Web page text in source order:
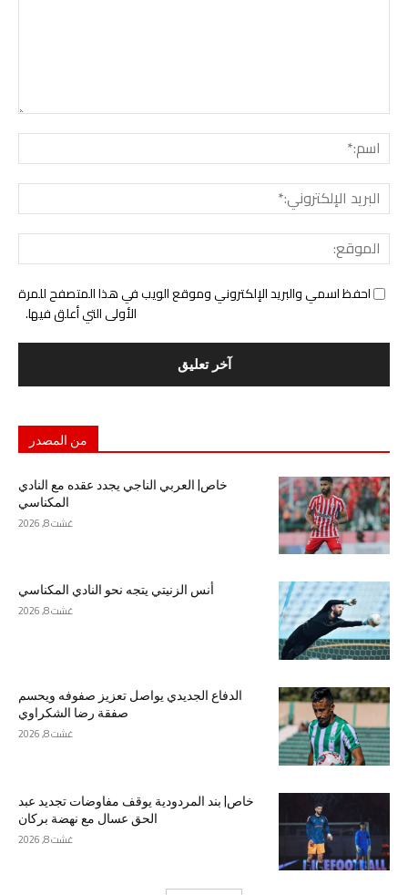
احفظ اسمي والبريد الإلكتروني وموقع الويب في هذا المتصفح للمرة
الأولى التي أعلق فيها.
من المصدر
خاص| العربي الناجي يجدد عقده مع النادي
المكناسي
غشت 8, 2026
أنس الزنيتي يتجه نحو النادي المكناسي
غشت 8, 2026
الدفاع الجديدي يواصل تعزيز صفوفه ويحسم
صفقة رضا الشكراوي
غشت 8, 2026
خاص| بند المردودية يوقف مفاوضات تجديد عبد
الحق عسال مع نهضة بركان
غشت 8, 2026